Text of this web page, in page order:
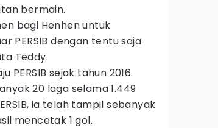
bermain.
bagi Henhen untuk
PERSIB dengan tentu saja
Teddy.
PERSIB sejak tahun 2016.
20 laga selama 1.449
ia telah tampil sebanyak
mencetak 1 gol.